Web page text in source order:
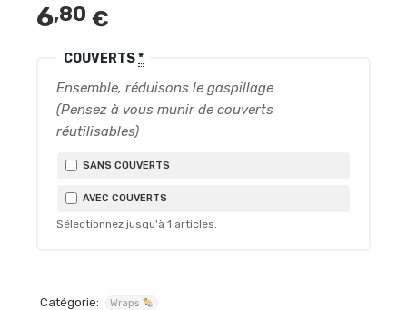
6,80 €
COUVERTS*
Ensemble, réduisons le gaspillage
(Pensez à vous munir de couverts
réutilisables)
SANS COUVERTS
AVEC COUVERTS
Sélectionnez jusqu'à 1 articles.
Catégorie: Wraps